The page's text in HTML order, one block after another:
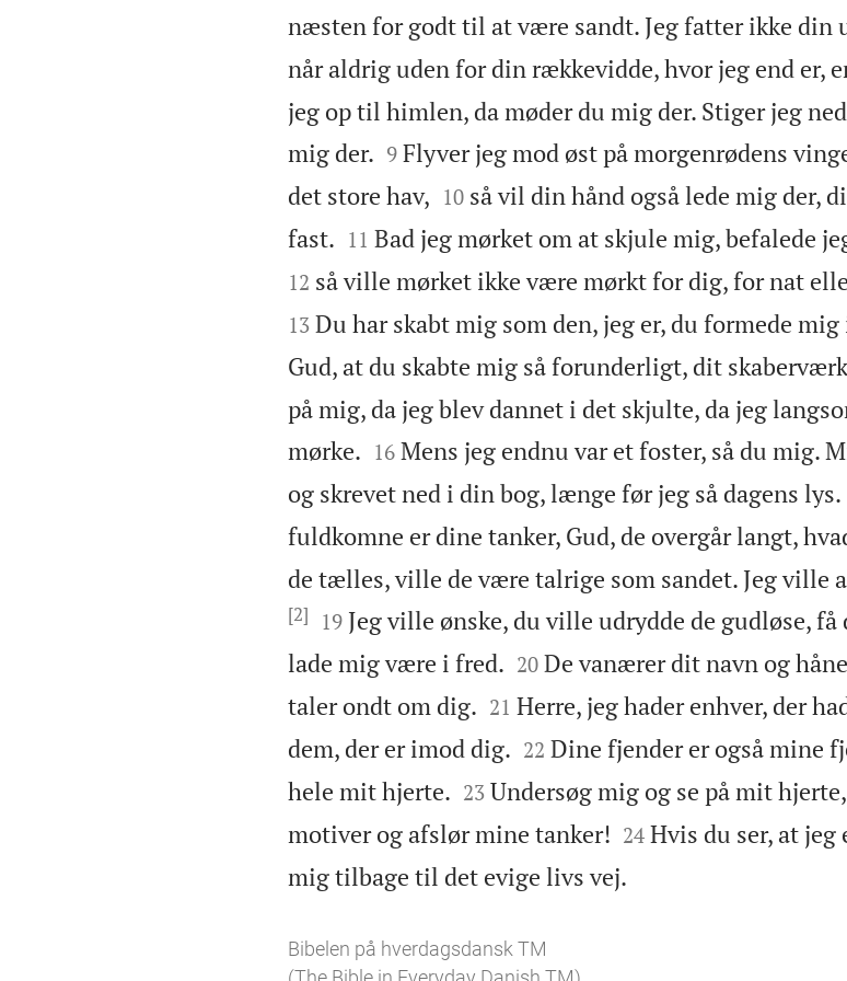
næsten for godt til at være sandt. Jeg fatter ikke din
når aldrig uden for din rækkevidde, hvor jeg end er,
jeg op til himlen, da møder du mig der. Stiger jeg
mig der.
9 Flyver jeg mod øst på morgenrødens
det store hav,
10 så vil din hånd også lede mig der,
fast.
11 Bad jeg mørket om at skjule mig, befalede
12 så ville mørket ikke være mørkt for dig, for nat
13 Du har skabt mig som den, jeg er, du formede
Gud, at du skabte mig så forunderligt, dit
på mig, da jeg blev dannet i det skjulte, da jeg
mørke.
16 Mens jeg endnu var et foster, så du mig.
og skrevet ned i din bog, længe før jeg så dagens lys.
fuldkomne er dine tanker, Gud, de overgår langt,
de tælles, ville de være talrige som sandet. Jeg ville
[2]
19 Jeg ville ønske, du ville udrydde de gudløse,
lade mig være i fred.
20 De vanærer dit navn og
taler ondt om dig.
21 Herre, jeg hader enhver, der
dem, der er imod dig.
22 Dine fjender er også mine
hele mit hjerte.
23 Undersøg mig og se på mit
motiver og afslør mine tanker!
24 Hvis du ser, at jeg
mig tilbage til det evige livs vej.
Bibelen på hverdagsdansk TM